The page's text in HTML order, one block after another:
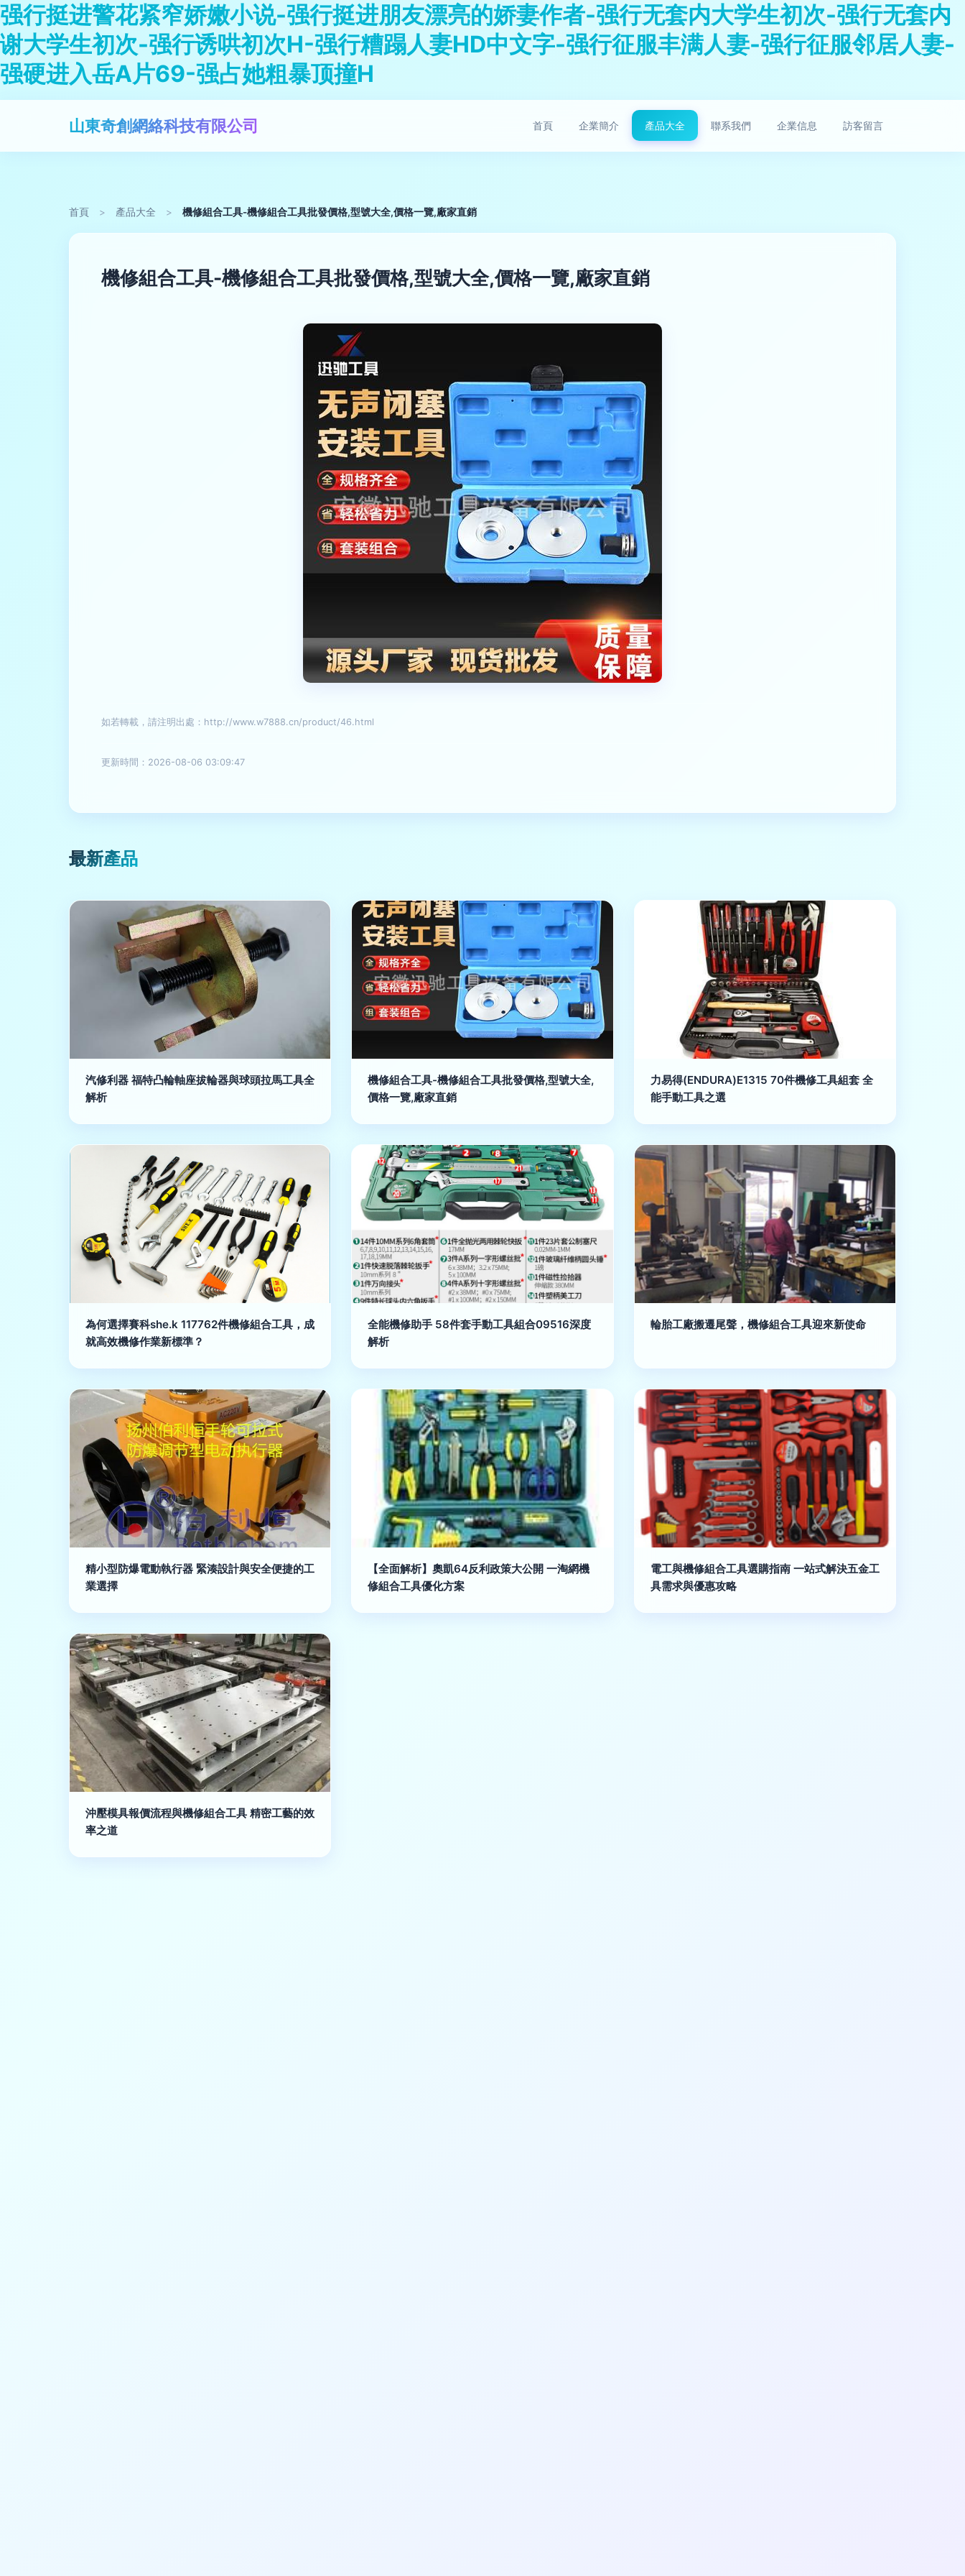
强行挺进警花紧窄娇嫩小说-强行挺进朋友漂亮的娇妻作者-强行无套内大学生初次-强行无套内
谢大学生初次-强行诱哄初次H-强行糟蹋人妻HD中文字-强行征服丰满人妻-强行征服邻居人妻-
强硬进入岳A片69-强占她粗暴顶撞H
山東奇創網絡科技有限公司 首頁 企業簡介 產品大全 聯系我們 企業信息 訪客留言
首頁 > 產品大全 > 機修組合工具-機修組合工具批發價格,型號大全,價格一覽,廠家直銷
機修組合工具-機修組合工具批發價格,型號大全,價格一覽,廠家直銷
如若轉載，請注明出處：http://www.w7888.cn/product/46.html
更新時間：2026-08-06 03:09:47
最新產品
汽修利器 福特凸輪軸座拔輪器與球頭拉馬工具全
解析
機修組合工具-機修組合工具批發價格,型號大全,
價格一覽,廠家直銷
力易得(ENDURA)E1315 70件機修工具組套 全
能手動工具之選
為何選擇賽科she.k 117762件機修組合工具，成
就高效機修作業新標準？
全能機修助手 58件套手動工具組合09516深度
解析
輪胎工廠搬遷尾聲，機修組合工具迎來新使命
精小型防爆電動執行器 緊湊設計與安全便捷的工
業選擇
【全面解析】奧凱64反利政策大公開 一淘網機
修組合工具優化方案
電工與機修組合工具選購指南 一站式解決五金工
具需求與優惠攻略
沖壓模具報價流程與機修組合工具 精密工藝的效
率之道